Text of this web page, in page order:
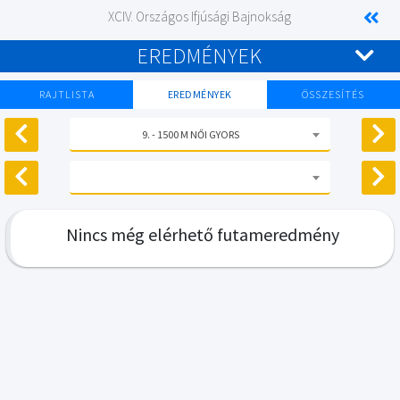
XCIV. Országos Ifjúsági Bajnokság
EREDMÉNYEK
RAJTLISTA EREDMÉNYEK ÖSSZESÍTÉS
9. - 1500 M NŐI GYORS
Nincs még elérhető futameredmény